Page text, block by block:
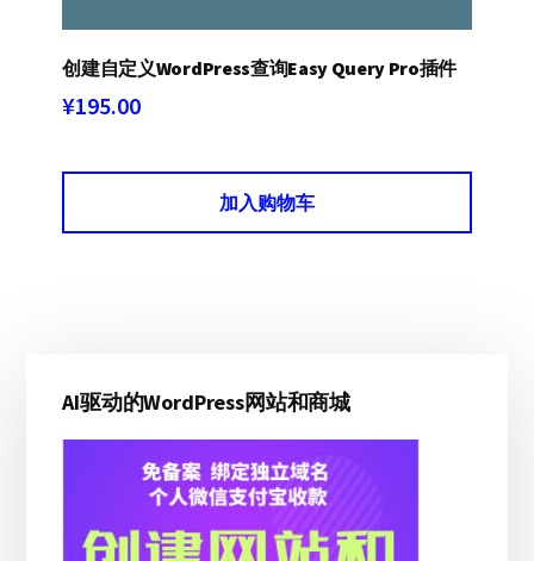
创建自定义WordPress查询Easy Query Pro插件
¥195.00
加入购物车
侧AI驱动的WordPress网站和商城